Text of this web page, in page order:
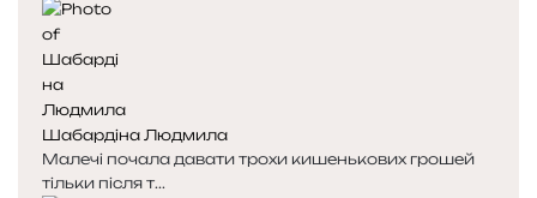
е
д
н
я
с
т
о
р
у
п
н
а
с
т
о
р
Шабардіна Людмила
Малечі почала давати трохи кишенькових грошей
тільки після т...